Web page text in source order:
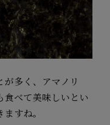
多く、アマノリ
食べて美味しいとい
すね。